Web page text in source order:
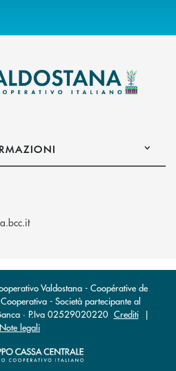
(si apre l’app di posta
Valdostana - Coopérative de
- Società partecipante al
· P.Iva 02529020220 Crediti|
Note legali